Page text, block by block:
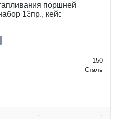
поршней
13пр., кейс
150
Сталь